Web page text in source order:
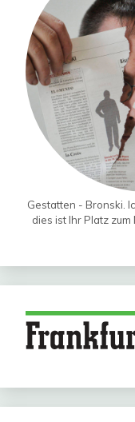
Gestatten - Bronski.
dies ist Ihr Platz zum